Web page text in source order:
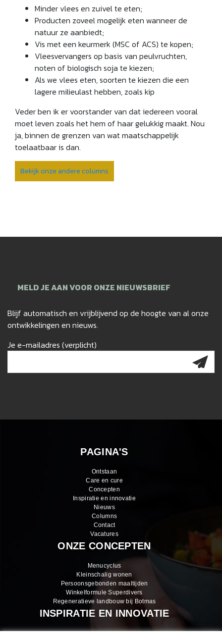
Minder vlees en zuivel te eten;
Producten zoveel mogelijk eten wanneer de
natuur ze aanbiedt;
Vis met een keurmerk (MSC of ACS) te kopen;
Vleesvervangers op basis van peulvruchten,
noten of biologisch soja te kiezen;
Als we vlees eten, soorten te kiezen die een
lagere milieulast hebben, zoals kip
Veder ben ik er voorstander van dat iedereen vooral
moet leven zoals het hem of haar gelukkig maakt. Nou
ja, binnen de grenzen van wat maatschappelijk
toelaatbaar is dan.
Bekijk onze andere columns
MELD JE AAN VOOR ONZE NIEUWSBRIEF
Blijf automatisch en vrijblijvend op de hoogte van al onze
ontwikkelingen en nieuws.
Je e-mailadres (verplicht)
PAGINA'S
Ontstaan
Care en cure
Concepten
Inspiratie en innovatie
Nieuws
Columns
Contact
Vacatures
ONZE CONCEPTEN
Menucyclus
Kleinschalig wonen
Persoonsgebonden maaltijden
Winkelformule Superdivers
Regeneratieve landbouw bij Botmas
INSPIRATIE EN INNOVATIE